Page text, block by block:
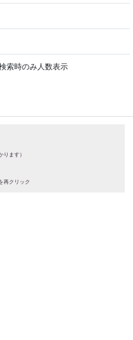
索時のみ人数表示
ります）
再クリック